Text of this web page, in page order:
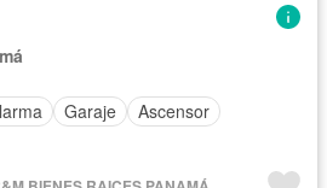
Garaje
Ascensor